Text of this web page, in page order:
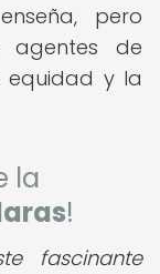
pero
de
y la
la
!
fascinante